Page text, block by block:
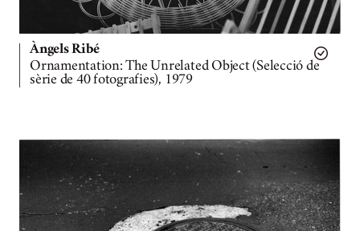
Àngels Ribé
Ornamentation: The Unrelated Object (Selecció de
sèrie de 40 fotografies), 1979